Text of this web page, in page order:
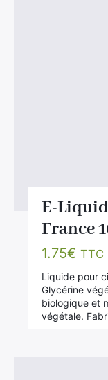
E-
France
1.75€ TTC
Liquide pour
Glycérine
biologique et
végétale.